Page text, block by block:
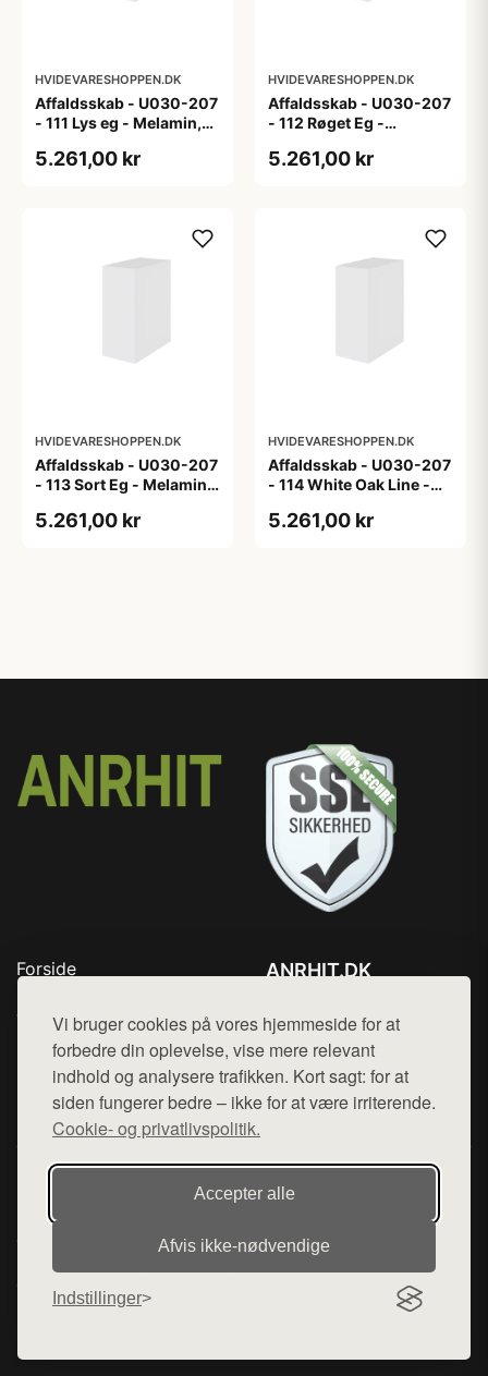
Vi bruger cookies på vores hjemmeside for at
forbedre din oplevelse, vise mere relevant
indhold og analysere trafikken. Kort sagt: for at
siden fungerer bedre – ikke for at være irriterende.
Cookie- og privatlivspolitik.
Accepter alle
Afvis ikke‑nødvendige
Indstillinger
HVIDEVARESHOPPEN.DK
Affaldsskab - U030-207
- 111 Lys eg - Melamin,
5.261,00 kr
HVIDEVARESHOPPEN.DK
Affaldsskab - U030-207
- 112 Røget Eg -
5.261,00 kr
HVIDEVARESHOPPEN.DK
Affaldsskab - U030-207
- 113 Sort Eg - Melamin,
5.261,00 kr
HVIDEVARESHOPPEN.DK
Affaldsskab - U030-207
- 114 White Oak Line -
5.261,00 kr
Forside
Top Rabatter
Blog
Kontakt
ANRHIT.DK
Mail: hej@want.dk
Cookie- og privatlivspolitik
Denne side er en del af want.dk, der udgiver en række
hjemmesider med præsentation af forskellige produkter fra
diverse webshops. Der sælges ikke varer fra denne side - vi
henviser til de shops, som sælger varen. Vi har heller ikke
varerne på lager.